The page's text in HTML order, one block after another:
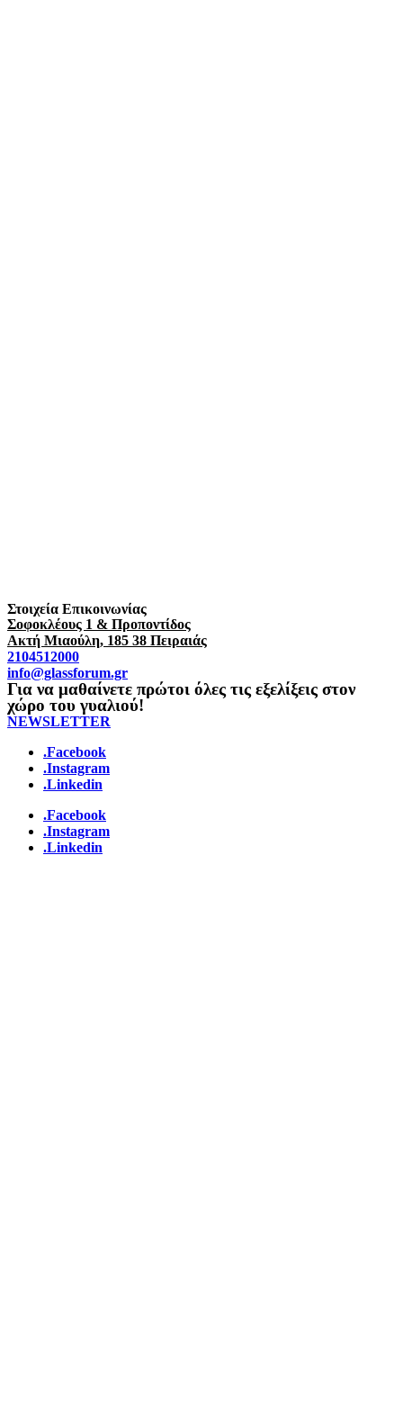
Στοιχεία Επικοινωνίας
Σοφοκλέους 1 & Προποντίδος
Ακτή Μιαούλη, 185 38 Πειραιάς
2104512000
info@glassforum.gr
Για να μαθαίνετε πρώτοι όλες τις εξελίξεις στον
χώρο του γυαλιού!
NEWSLETTER
.Facebook
.Instagram
.Linkedin
.Facebook
.Instagram
.Linkedin